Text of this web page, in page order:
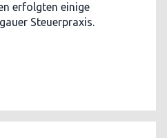
erfolgten einige
Steuerpraxis.